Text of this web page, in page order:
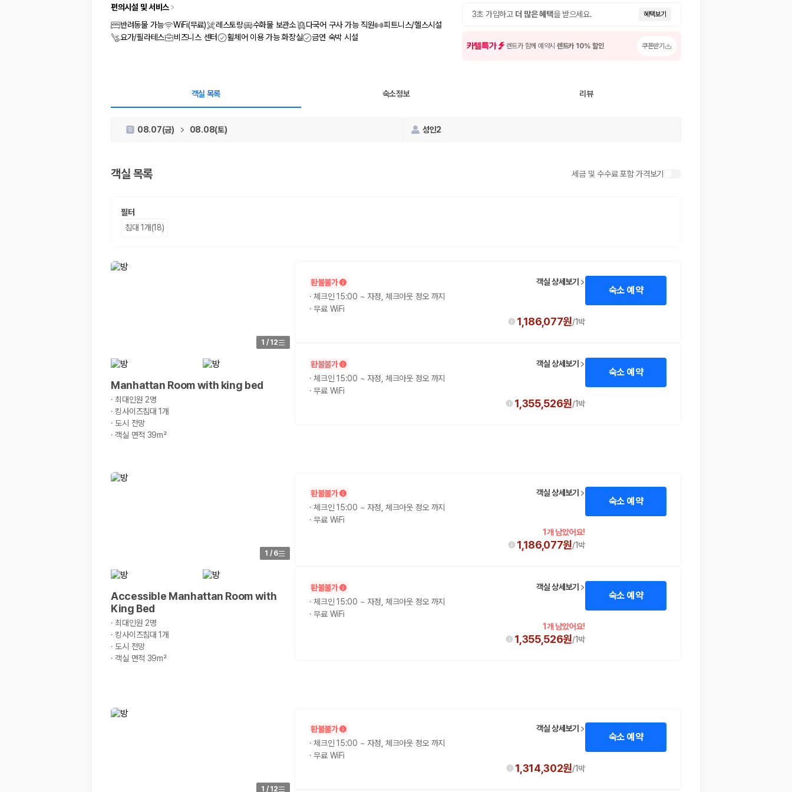
일반자차, 완전자차, 슈퍼자차의 면책금과 보상 한도를 비교합니다.
제주공항 인수 조건 비교:셔틀 이동, 인수 위치, 반납 편의성을 함께 확인합니다.
비교 후 원하는 차량을 바로 예약할 수 있습니다.
1. 단순 최저가가 아니라 실제 결제 조건을 비교하세요
제주렌트카 최저가는 차량 기본요금만으로 판단하기 어렵습니다. 보험 포함 여부, 면책금, 보상 한도, 옵션 비용, 취소 수수료를 함께 확인해야 실제로 저렴한 차량을 고를 수 있습니다.
완전자차와 슈퍼자차는 업체별 보장 범위가 다를 수 있습니다. 카모아에서는 제주 렌트카 가격과 함께 보험 조건을 비교해 여행 스타일에 맞는 보장 수준을 선택할 수 있습니다.
제주 렌트카는 차량 인수 위치와 셔틀 편의성에 따라 실제 이용 만족도가 달라집니다. 공항에서 렌트카 사무실까지의 이동 조건을 가격과 함께 비교하는 것이 좋습니다.
혼자 또는 2인 여행에 적합하며 제주 렌트카 최저가를 찾는 사용자가 가장 먼저 비교하는 차종입니다.
가족 여행, 짐이 많은 여행, 장거리 이동에 적합하며 보험 조건과 차량 연식을 함께 비교하는 것이 좋습니다.
단체 여행이나 4인 이상 가족 여행에 적합하며 인원수, 짐 공간, 보험 조건을 함께 확인해야 합니다.
제주렌트카 보험까지 비교해야 진짜 가격비교입니다
동일한 차량이라도 보험 조건에 따라 실제 부담 금액이 달라질 수 있습니다. 카모아는 제주 렌트카 가격뿐 아니라 일반자차, 완전자차, 슈퍼자차 조건을 함께 확인할 수 있도록 돕습니다.
사고 발생 시 일정 금액의 면책금이 발생할 수 있습니다.
보상 한도 내에서 면책금 부담이 줄어드는 보험 조건입니다.
2000만 고객이 선택한 렌트카 가격비교 플랫폼
카모아는 제주렌트카부터 국내·해외 렌트카까지 비교할 수 있는 렌트카 가격비교 플랫폼입니다.
제주렌트카 가격비교 자주 묻는 질문
Q. 제주렌트카 가격비교는 카모아에서 어떻게 하나요?
A. 대여일, 반납일, 인수 지역을 선택하면 제주도 렌트카 업체별 가격, 차종, 보험 조건, 예약 가능 차량을 한 번에 비교할 수 있습니다.
Q. 가족 여행에는 어떤 제주 렌트카를 비교해야 하나요?
3초 가입하고 더 많은 혜택을 받으세요. 혜택보기
카텔특가 렌트카 함께 예약시 렌트카 10% 할인 쿠폰받기
편의시설 및 서비스
반려동물 가능
WiFi(무료) 레스토랑 수화물 보관소 다국어 구사 가능 직원
피트니스/헬스시설
요가/필라테스
비즈니스 센터 휠체어 이용 가능 화장실 금연 숙박 시설
객실 목록 숙소정보 리뷰
08.07(금) 08.08(토) 성인2
객실 목록 세금 및 수수료 포함 가격보기
필터
침대 1개(18)
1 / 12
Manhattan Room with king bed
·최대인원 2명
·킹사이즈침대 1개
· 도시 전망
·객실 면적 39m²
환불불가
객실 상세보기
·체크인 15:00 ~ 자정, 체크아웃 정오 까지
· 무료 WiFi
1,186,077원/1박
숙소 예약
환불불가
객실 상세보기
·체크인 15:00 ~ 자정, 체크아웃 정오 까지
· 무료 WiFi
1,355,526원/1박
숙소 예약
1 / 6
Accessible Manhattan Room with
King Bed
·최대인원 2명
·킹사이즈침대 1개
· 도시 전망
·객실 면적 39m²
환불불가
객실 상세보기
·체크인 15:00 ~ 자정, 체크아웃 정오 까지
· 무료 WiFi
1개 남았어요!
1,186,077원/1박
숙소 예약
환불불가
객실 상세보기
·체크인 15:00 ~ 자정, 체크아웃 정오 까지
· 무료 WiFi
1개 남았어요!
1,355,526원/1박
숙소 예약
1 / 12
환불불가
객실 상세보기
·체크인 15:00 ~ 자정, 체크아웃 정오 까지
· 무료 WiFi
1,314,302원/1박
숙소 예약